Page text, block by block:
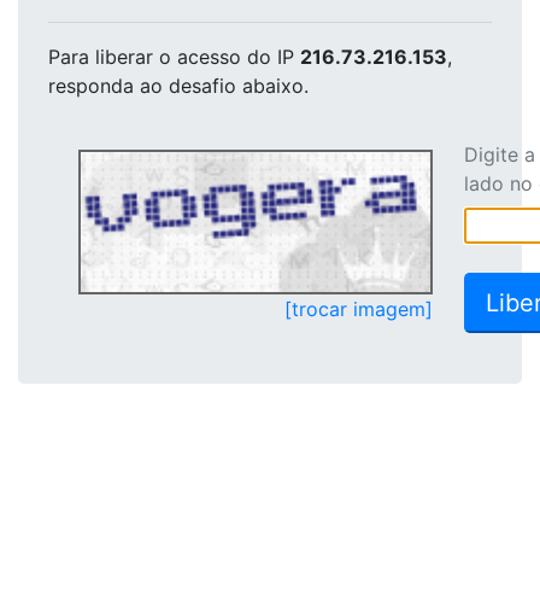
Para liberar o acesso do IP 216.73.216.153,
responda ao desafio abaixo.
[trocar imagem]
Digite
lado no